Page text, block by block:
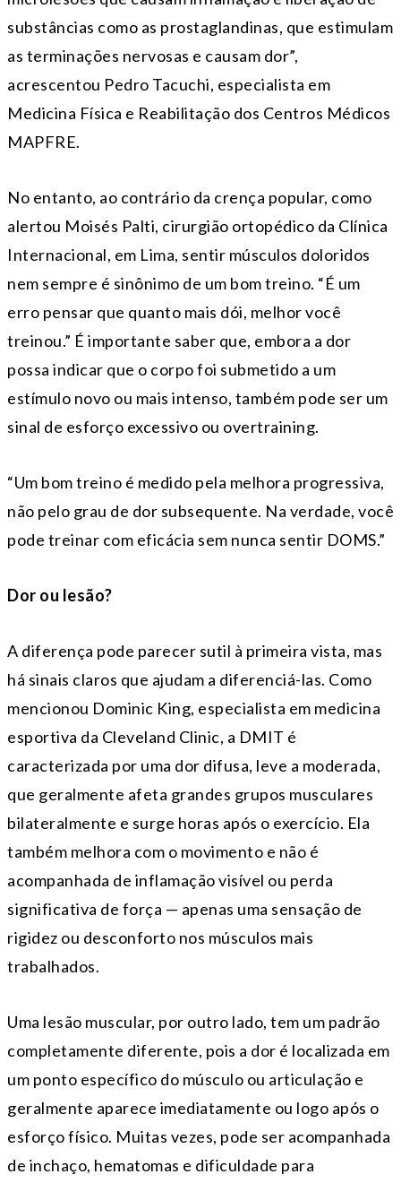
substâncias como as prostaglandinas, que estimulam
as terminações nervosas e causam dor”,
acrescentou Pedro Tacuchi, especialista em
Medicina Física e Reabilitação dos Centros Médicos
MAPFRE.
No entanto, ao contrário da crença popular, como
alertou Moisés Palti, cirurgião ortopédico da Clínica
Internacional, em Lima, sentir músculos doloridos
nem sempre é sinônimo de um bom treino. “É um
erro pensar que quanto mais dói, melhor você
treinou.” É importante saber que, embora a dor
possa indicar que o corpo foi submetido a um
estímulo novo ou mais intenso, também pode ser um
sinal de esforço excessivo ou overtraining.
“Um bom treino é medido pela melhora progressiva,
não pelo grau de dor subsequente. Na verdade, você
pode treinar com eficácia sem nunca sentir DOMS.”
Dor ou lesão?
A diferença pode parecer sutil à primeira vista, mas
há sinais claros que ajudam a diferenciá-las. Como
mencionou Dominic King, especialista em medicina
esportiva da Cleveland Clinic, a DMIT é
caracterizada por uma dor difusa, leve a moderada,
que geralmente afeta grandes grupos musculares
bilateralmente e surge horas após o exercício. Ela
também melhora com o movimento e não é
acompanhada de inflamação visível ou perda
significativa de força — apenas uma sensação de
rigidez ou desconforto nos músculos mais
trabalhados.
Uma lesão muscular, por outro lado, tem um padrão
completamente diferente, pois a dor é localizada em
um ponto específico do músculo ou articulação e
geralmente aparece imediatamente ou logo após o
esforço físico. Muitas vezes, pode ser acompanhada
de inchaço, hematomas e dificuldade para